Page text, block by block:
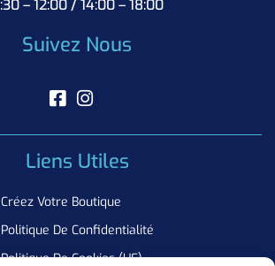
– 12:00 / 14:00 – 18:00
Suivez Nous
Liens Utiles
Créez Votre Boutique
Politique De Confidentialité
Politique De Cookies (UE)